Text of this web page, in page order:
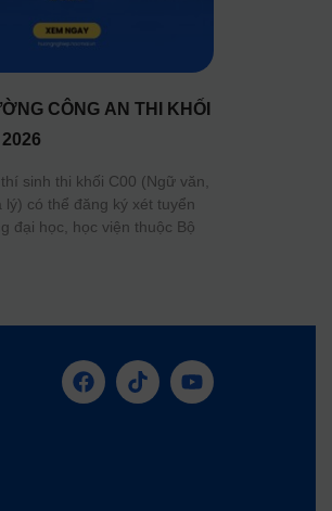
CÔNG AN THI KHỐI
sinh thi khối C00 (Ngữ văn,
lý) có thể đăng ký xét tuyển
đại học, học viện thuộc Bộ